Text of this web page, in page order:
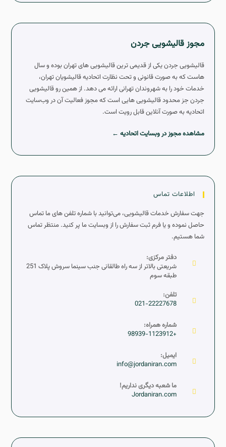
مجوز قالیشویی جردن
قالیشویی جردن یکی از قدیمی ترین قالیشویی های تهران بوده و سال
هاست که به صورت قانونی و تحت نظارت اتحادیه قالیشویان تهران،
خدمات خود را به شهروندان تهرانی ارائه می دهد. از همین رو قالیشویی
جردن جز محدود قالیشویی هایی است که مجوز فعالیت آن در وب‌سایت
اتحادیه به صورت آنلاین قابل رویت است.
مشاهده مجوز در وبسایت اتحادیه ←
اطلاعات تماس
جهت سفارش خدمات قالیشویی، می‌توانید با شماره تلفن های ما تماس
حاصل نموده و یا فرم ثبت سفارش را از وبسایت ما پر کنید. منتظر تماس
شما هستیم.
دفتر مرکزی:
شریعتی بالاتر از سه راه طالقانی جنب سینما سروش پلاک 251
طبقه سوم
تلفن:
021-22227678
شماره همراه:
+98939-1123912
ایمیل:
info@jordaniran.com
ما شعبه دیگری نداریم!
Jordaniran.com